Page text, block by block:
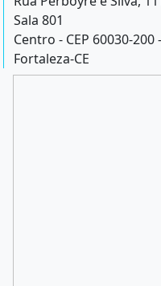
Sala 801
Centro - CEP 60030-200 -
Fortaleza-CE